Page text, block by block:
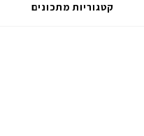
קטגוריות מתכונים